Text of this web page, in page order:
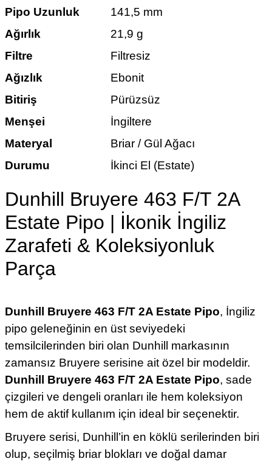
Pipo Uzunluk
141,5 mm
Ağırlık
21,9 g
Filtre
Filtresiz
Ağızlık
Ebonit
Bitiriş
Pürüzsüz
Menşei
İngiltere
Materyal
Briar / Gül Ağacı
Durumu
İkinci El (Estate)
Dunhill Bruyere 463 F/T 2A
Estate Pipo | İkonik İngiliz
Zarafeti & Koleksiyonluk
Parça
Dunhill Bruyere 463 F/T 2A Estate Pipo, İngiliz
pipo geleneğinin en üst seviyedeki
temsilcilerinden biri olan Dunhill markasının
zamansız Bruyere serisine ait özel bir modeldir.
Dunhill Bruyere 463 F/T 2A Estate Pipo, sade
çizgileri ve dengeli oranları ile hem koleksiyon
hem de aktif kullanım için ideal bir seçenektir.
Bruyere serisi, Dunhill’in en köklü serilerinden biri
olup, seçilmiş briar blokları ve doğal damar